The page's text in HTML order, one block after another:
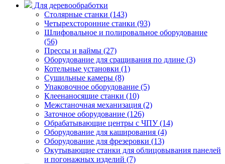
Для деревообработки
Столярные станки (143)
Четырехсторонние станки (93)
Шлифовальное и полировальное оборудование
(56)
Прессы и ваймы (27)
Оборудование для сращивания по длине (3)
Котельные установки (1)
Сушильные камеры (8)
Упаковочное оборудование (5)
Клеенаносящие станки (10)
Межстаночная механизация (2)
Заточное оборудование (126)
Обрабатывающие центры с ЧПУ (14)
Оборудование для каширования (4)
Оборудование для фрезеровки (13)
Окутывающие станки для облицовывания панелей
и погонажных изделий (7)